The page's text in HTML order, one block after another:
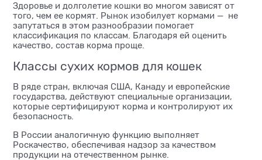
Здоровье и долголетие кошки во многом зависят от
того, чем ее кормят. Рынок изобилует кормами — не
запутаться в этом разнообразии помогает
классификация по классам. Благодаря ей оценить
качество, состав корма проще.
Классы сухих кормов для кошек
В ряде стран, включая США, Канаду и европейские
государства, действуют специальные организации,
которые сертифицируют корма и контролируют их
безопасность.
В России аналогичную функцию выполняет
Роскачество, обеспечивая надзор за качеством
продукции на отечественном рынке.